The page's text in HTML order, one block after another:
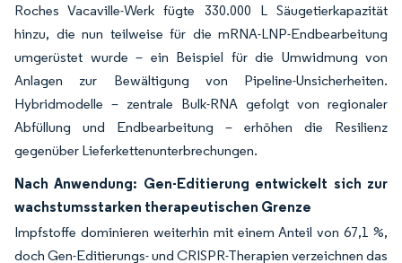
Roches Vacaville-Werk fügte 330.000 L Säugetierkapazität
hinzu, die nun teilweise für die mRNA-LNP-Endbearbeitung
umgerüstet wurde – ein Beispiel für die Umwidmung von
Anlagen zur Bewältigung von Pipeline-Unsicherheiten.
Hybridmodelle – zentrale Bulk-RNA gefolgt von regionaler
Abfüllung und Endbearbeitung – erhöhen die Resilienz
gegenüber Lieferkettenunterbrechungen.
Nach Anwendung: Gen-Editierung entwickelt sich zur
wachstumsstarken therapeutischen Grenze
Impfstoffe dominieren weiterhin mit einem Anteil von 67,1 %,
doch Gen-Editierungs- und CRISPR-Therapien verzeichnen das